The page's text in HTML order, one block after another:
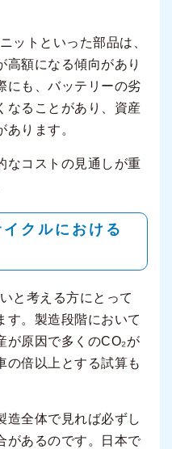
ットといった部品は、
高額になる傾向があり
にも、バッテリーの劣
なることがあり、資産
ります。
なコストの見通しが重
クルにおける
と考える方にとって
す。製造段階において
が原因で多くのCO₂が
の倍以上とする試算も
造全体で見れば必ずし
があるのです。日本で